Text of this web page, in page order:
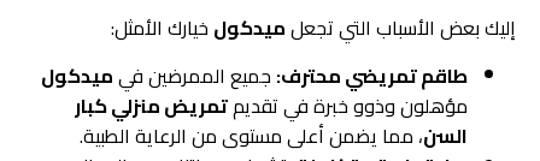
إليك بعض الأسباب التي تجعلميدكول خيارك الأمثل:
طاقم تمريضي محترف: جميع الممرضين فيميدكول
مؤهلون وذوو خبرة في تقديمتمريض منزلي كبار
السن، مما يضمن أعلى مستوى من الرعاية الطبية.